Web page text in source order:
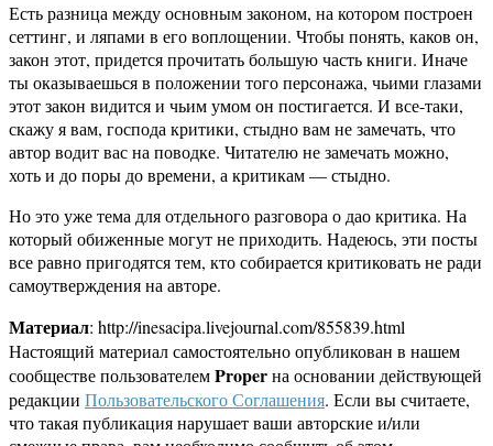
Есть разница между основным законом, на котором построен
сеттинг, и ляпами в его воплощении. Чтобы понять, каков он,
закон этот, придется прочитать большую часть книги. Иначе
ты оказываешься в положении того персонажа, чьими глазами
этот закон видится и чьим умом он постигается. И все-таки,
скажу я вам, господа критики, стыдно вам не замечать, что
автор водит вас на поводке. Читателю не замечать можно,
хоть и до поры до времени, а критикам — стыдно.
Но это уже тема для отдельного разговора о дао критика. На
который обиженные могут не приходить. Надеюсь, эти посты
все равно пригодятся тем, кто собирается критиковать не ради
самоутверждения на авторе.
Материал: http://inesacipa.livejournal.com/855839.html
Настоящий материал самостоятельно опубликован в нашем
сообществе пользователемProperна основании действующей
редакции Пользовательского Соглашения. Если вы считаете,
что такая публикация нарушает ваши авторские и/или